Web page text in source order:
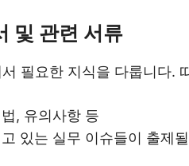
및 관련 서류
필요한 지식을 다룹니다.
, 유의사항 등
있는 실무 이슈들이 출제